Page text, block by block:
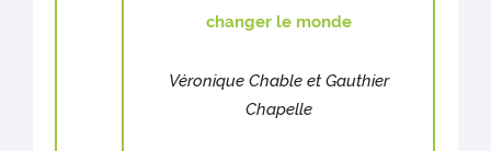
changer le monde
Véronique Chable et Gauthier
Chapelle